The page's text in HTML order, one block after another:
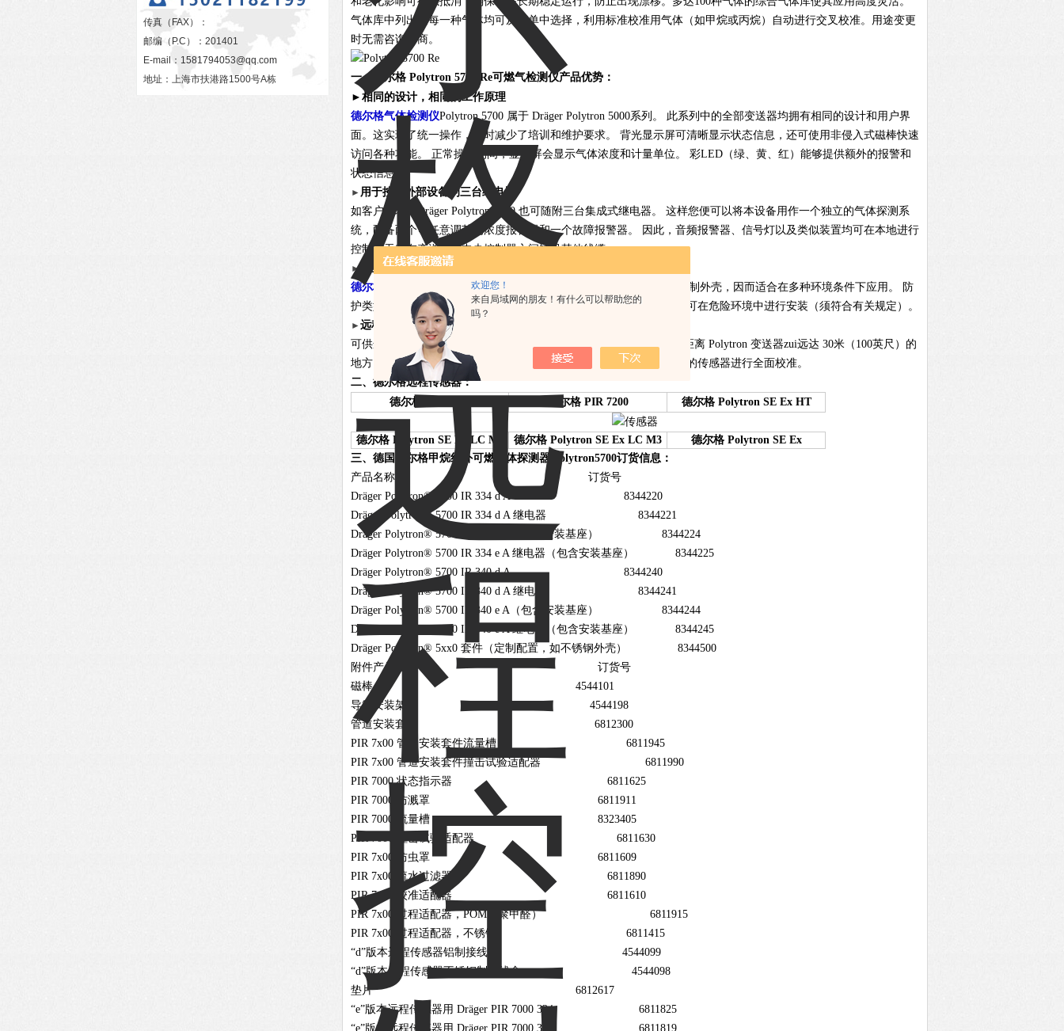
欢迎您！
来自局域网的朋友！有什么可以帮助您的
吗？
传真（FAX）：
邮编（P.C）：201401
E-mail： 1581794053@qq.com
地址：上海市扶港路1500号A栋
气体库中列出的每一种气体均可从菜单中选择，利用标准校准用气体（如甲烷或丙烷）自动进行交叉校准。用途变更
时无需咨询厂商。
一、 德尔格 Polytron 5700 Re可燃气检测仪产品优势：
► 相同的设计，相同的工作原理
德尔格气体检测仪Polytron 5700 属于 Dräger Polytron 5000系列。 此系列中的全部变送器均拥有相同的设计和用户界
面。这实现了统一操作，同时减少了培训和维护要求。 背光显示屏可清晰显示状态信息，还可使用非侵入式磁棒快速
访问各种功能。 正常操作期间，显示屏会显示气体浓度和计量单位。 彩LED（绿、黄、红）能够提供额外的报警和
状态信息。
► 用于控制外部设备的三台继电器
如客户要求，Dräger Polytron 5700 也可随附三台集成式继电器。 这样您便可以将本设备用作一个独立的气体探测系
统，配备两个可任意调节的浓度报警器和一个故障报警器。 因此，音频报警器、信号灯以及类似装置均可在本地进行
控制，无需在变送器和中央控制器之间铺设其他线缆。
►
安全、坚固的外壳，适于各种应用
德尔格
Polytron 5700 配有一个防爆等级达类别 I、1 类的铝制或不锈钢制外壳，因而适合在多种环境条件下应用。 防
护类型为“e”的版本包含一个非常方便的安装基座，无需设置导线管便可在危险环境中进行安装（须符合有关规定）。
►远程传感器令不可能的事成为可能
可供选用的远程传感器导线管外壳让用户可将该红外线传感器安装在距离 Polytron 变送器zui远达 30米（100英尺）的
地方。 配备的特殊校准流量槽附件可让一个人通过变送器对远程安装的传感器进行全面校准。
二、德尔格远程传感器：
德尔格 PIR 7000
德尔格 PIR 7200 德尔格 Polytron SE Ex HT
德尔格 Polytron SE Ex LC M1 德尔格 Polytron SE Ex LC M3
德尔格 Polytron SE Ex
三、 德国德尔格甲烷红外可燃气体探测器 polytron5700订货信息：
产品名称 订货号
Dräger Polytron® 5700 IR 334 d A 8344220
Dräger Polytron® 5700 IR 334 d A 继电器 8344221
Dräger Polytron® 5700 IR 334 e A（包含安装基座） 8344224
Dräger Polytron® 5700 IR 334 e A 继电器（包含安装基座） 8344225
Dräger Polytron® 5700 IR 340 d A 8344240
Dräger Polytron® 5700 IR 340 d A 继电器 8344241
Dräger Polytron® 5700 IR 340 e A（包含安装基座） 8344244
Dräger Polytron® 5700 IR 340 e A 继电器（包含安装基座） 8344245
Dräger Polytron® 5xx0 套件（定制配置，如不锈钢外壳） 8344500
附件产品名称 订货号
磁棒 4544101
导管安装架 4544198
管道安装套件 6812300
PIR 7x00 管道安装套件流量槽 6811945
PIR 7x00 管道安装套件撞击试验适配器 6811990
PIR 7000 状态指示器 6811625
PIR 7000 防溅罩 6811911
PIR 7000 流量槽 8323405
PIR 7000 撞击试验适配器 6811630
PIR 7x00 防虫罩 6811609
PIR 7x00 疏水过滤器 6811890
PIR 7x00 校准适配器 6811610
PIR 7x00 过程适配器，POM（聚甲醛） 6811915
PIR 7x00 过程适配器，不锈钢 6811415
“d”版本远程传感器铝制接线盒 4544099
“d”版本远程传感器不锈钢制接线盒 4544098
垫片 6812617
“e”版本远程传感器用 Dräger PIR 7000 334 6811825
“e”版本远程传感器用 Dräger PIR 7000 340 6811819